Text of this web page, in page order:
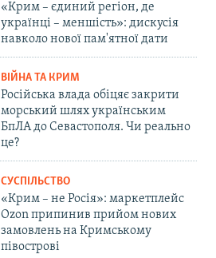
«Крим – єдиний регіон, де
українці – меншість»: дискусія
навколо нової пам'ятної дати
ВІЙНА ТА КРИМ
Російська влада обіцяє закрити
морський шлях українським
БпЛА до Севастополя. Чи реально
це?
СУСПІЛЬСТВО
«Крим – не Росія»: маркетплейс
Ozon припинив прийом нових
замовлень на Кримському
півострові